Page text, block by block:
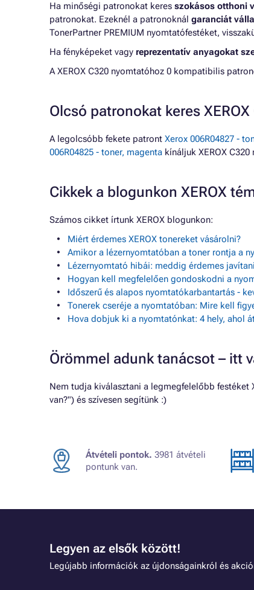
Ha minőségi patronokat keres szokásos otthoni
patronokat. Ezeknél a patronoknál garanciát
TonerPartner PREMIUM nyomtatófestéket,
Ha fényképeket vagy reprezentatív anyagokat
A XEROX C320 nyomtatóhoz 0 kompatibilis
Olcsó patronokat keres
A legolcsóbb fekete patront Xerox 006R04827 -
006R04825 - toner, magenta kínáljuk XEROX
Cikkek a blogunkon XEROX
Számos cikket írtunk XEROX blogunkon:
Miért érdemes XEROX tonereket vásárolni?
Amikor a lézernyomtatóban a toner rontja a
Lézernyomtató hibái: meddig érdemes
Hogyan kell megfelelően gondoskodni a
Időszerű és alapos nyomtatókarbantartás -
Tonerek cseréje a nyomtatóban: Mire kell
Hova dobjuk ki a nyomtatónkat: 4 hely, ahol
Örömmel adunk tanácsot – itt
Nem tudja kiválasztani a legmegfelelőbb festéket
van?") és szívesen segítünk :)
Átvételi pontok. 3981 átvételi
pontunk van.
Legyen az elsők között!
Legújabb információk az újdonságainkról és